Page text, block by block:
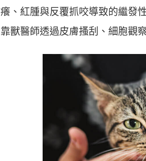
癢、紅腫與反覆抓咬導致的繼發
靠獸醫師透過皮膚搔刮、細胞觀